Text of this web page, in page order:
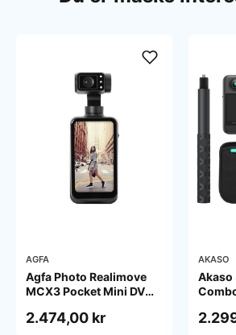
AGFA
Agfa Photo Realimove
MCX3 Pocket Mini DV
2.474,00 kr
AKASO
Akaso